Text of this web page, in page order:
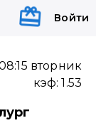
Войти
вторник
кэф:1.53